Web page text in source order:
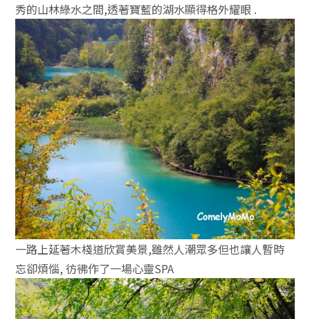
秀的山林綠水之間,透著寶藍的湖水顯得格外耀眼 .
一路上延著木棧道欣賞美景,雖然人潮眾多但也讓人暫時
忘卻煩惱, 彷彿作了一場心靈SPA